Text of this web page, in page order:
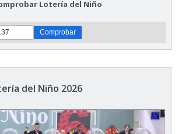
Lotería del Niño
del Niño 2026